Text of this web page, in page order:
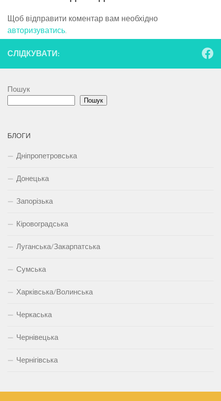
Щоб відправити коментар вам необхідно
авторизуватись.
СЛІДКУВАТИ:
Пошук
Пошук
БЛОГИ
Дніпропетровська
Донецька
Запорізька
Кіровоградська
Луганська/Закарпатська
Сумська
Харківська/Волинська
Черкаська
Чернівецька
Чернігівська